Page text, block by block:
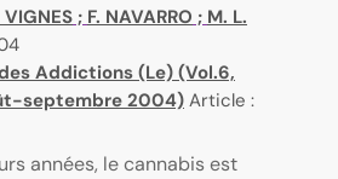
VIGNES ; F. NAVARRO ; M. L.
Addictions (Le) (Vol.6,
septembre 2004) Article :
années, le cannabis est